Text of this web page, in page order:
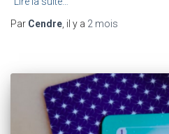
Par Cendre , il y a 2 mois